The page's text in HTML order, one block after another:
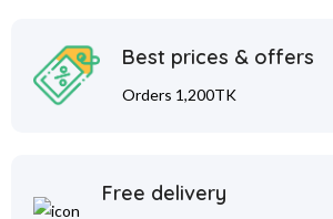
Best prices & offers
Orders 1,200TK
Free delivery